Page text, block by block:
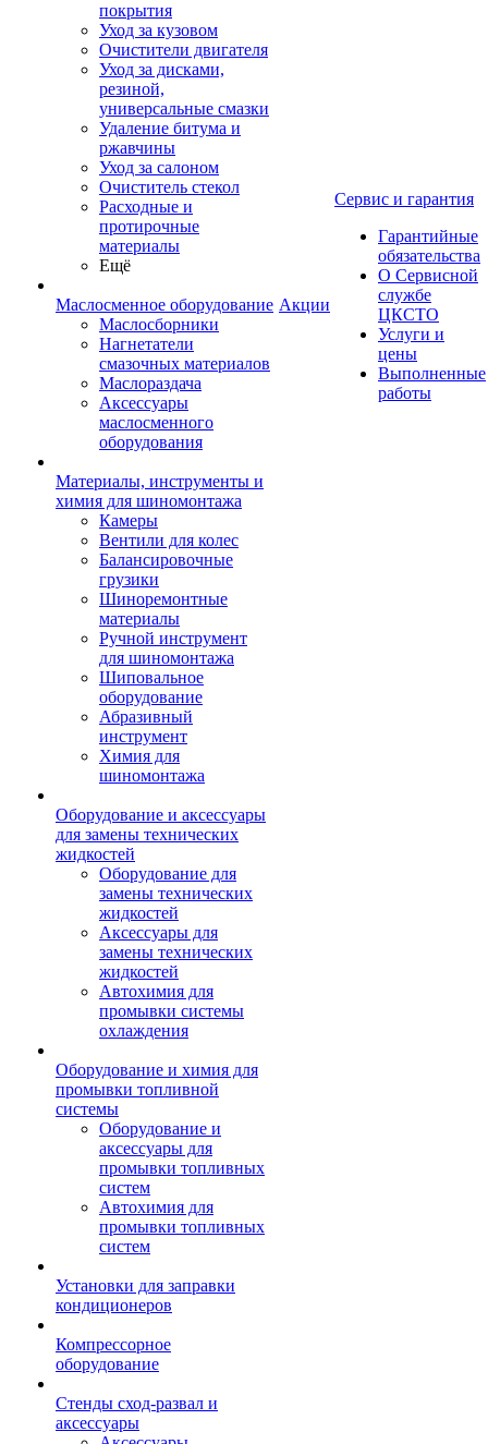
покрытия
Уход за кузовом
Очистители двигателя
Уход за дисками,
резиной,
универсальные смазки
Удаление битума и
ржавчины
Уход за салоном
Очиститель стекол
Расходные и
протирочные
материалы
Ещё
Маслосменное оборудование
Маслосборники
Нагнетатели
смазочных материалов
Маслораздача
Аксессуары
маслосменного
оборудования
Материалы, инструменты и
химия для шиномонтажа
Камеры
Вентили для колес
Балансировочные
грузики
Шиноремонтные
материалы
Ручной инструмент
для шиномонтажа
Шиповальное
оборудование
Абразивный
инструмент
Химия для
шиномонтажа
Оборудование и аксессуары
для замены технических
жидкостей
Оборудование для
замены технических
жидкостей
Аксессуары для
замены технических
жидкостей
Автохимия для
промывки системы
охлаждения
Оборудование и химия для
промывки топливной
системы
Оборудование и
аксессуары для
промывки топливных
систем
Автохимия для
промывки топливных
систем
Установки для заправки
кондиционеров
Компрессорное
оборудование
Стенды сход-развал и
аксессуары
Акции
Сервис и гарантия
Гарантийные
обязательства
О Сервисной
службе
ЦКСТО
Услуги и
цены
Выполненные
работы